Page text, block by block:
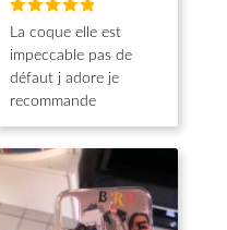
Note5
sur 5
La coque elle est
impeccable pas de
défaut j adore je
recommande